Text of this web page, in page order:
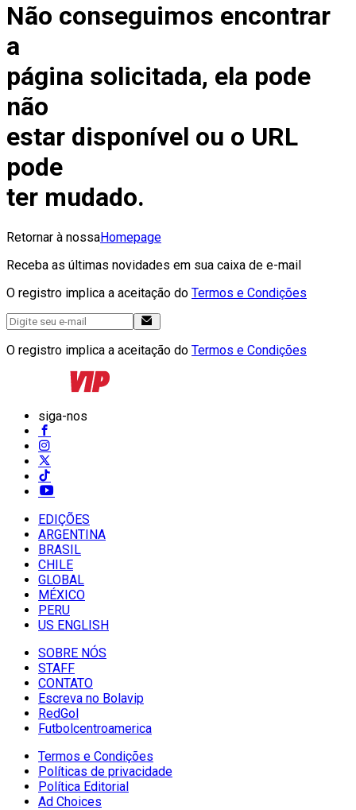
Não conseguimos encontrar
a
página solicitada, ela pode
não
estar disponível ou o URL
pode
ter mudado.
Retornar à nossaHomepage
Receba as últimas novidades em sua caixa de e-mail
O registro implica a aceitação do Termos e Condições
O registro implica a aceitação do Termos e Condições
siga-nos
EDIÇÕES
ARGENTINA
BRASIL
CHILE
GLOBAL
MÉXICO
PERU
US ENGLISH
SOBRE NÓS
STAFF
CONTATO
Escreva no Bolavip
RedGol
Futbolcentroamerica
Termos e Condições
Políticas de privacidade
Política Editorial
Ad Choices